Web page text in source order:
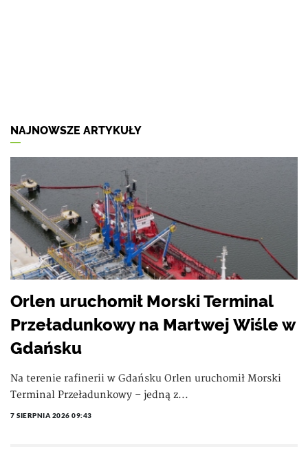
NAJNOWSZE ARTYKUŁY
Orlen uruchomił Morski Terminal
Przeładunkowy na Martwej Wiśle w
Gdańsku
Na terenie rafinerii w Gdańsku Orlen uruchomił Morski
Terminal Przeładunkowy – jedną z...
7 SIERPNIA 2026 09:43